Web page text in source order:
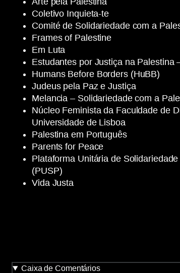
Coletivo Inquieta-te
Comité de Solidariedade com a
Frames of Palestine
Em Luta
Estudantes por Justiça na Palestina
Humans Before Borders (HuBB)
Judeus pela Paz e Justiça
Melancia – Solidariedade com a
Núcleo Feminista da Faculdade de
Universidade de Lisboa
Palestina em Português
Parents for Peace
Plataforma Unitária de
(PUSP)
Vida Justa
Caixa de Comentários